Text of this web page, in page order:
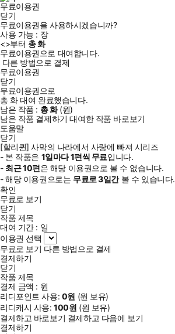
무료이용권
닫기
무료이용권을 사용하시겠습니까?
사용 가능 : 장
<>부터 총화
무료이용권으로 대여합니다.
다른 방법으로 결제
무료이용권
닫기
무료이용권으로
총 화대여 완료했습니다.
남은 작품 : 총화(원)
남은 작품 결제하기 대여한 작품 바로보기
도움말
닫기
[할리퀸] 사막의 나라에서 사랑에 빠져 시리즈
- 본 작품은 1일마다1편씩 무료입니다.
- 최근10편은 해당 이용권으로 볼 수 없습니다.
- 해당 이용권으로는 무료로3일간볼 수 있습니다.
확인
무료로 보기
닫기
작품 제목
대여 기간 : 일
이용권 선택
무료로 보기 다른 방법으로 결제
결제하기
닫기
작품 제목
결제 금액 : 원
리디포인트 사용: 0원 (원 보유)
리디캐시 사용:100원 (원 보유)
결제하고 바로보기 결제하고 다음에 보기
결제하기